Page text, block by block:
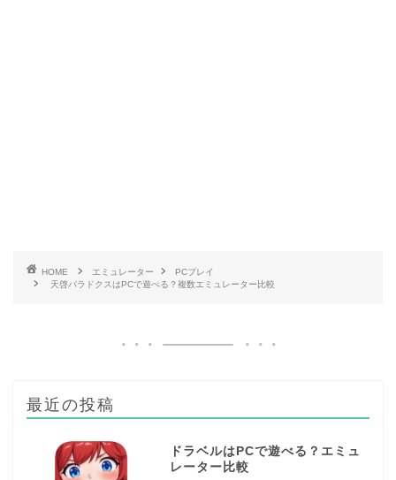
HOME エミュレーター
PCプレイ
天啓パラドクスはPCで遊べる？複数エミュレーター比較
最近の投稿
ドラベルはPCで遊べる？エミュ
レーター比較